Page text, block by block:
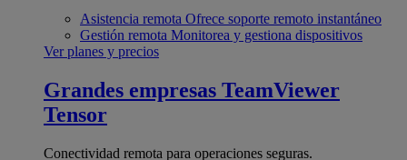
Asistencia remota Ofrece soporte remoto instantáneo
Gestión remota Monitorea y gestiona dispositivos
Ver planes y precios
Grandes empresas TeamViewer
Tensor
Conectividad remota para operaciones seguras.